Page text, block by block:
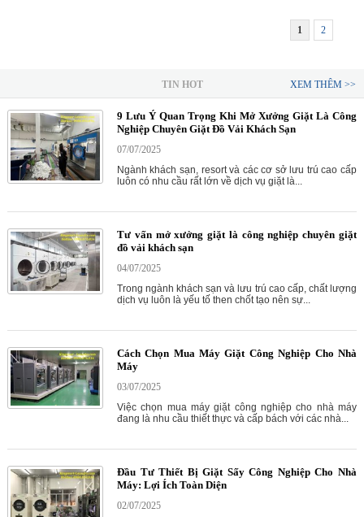
1 2
TIN HOT XEM THÊM >>
9 Lưu Ý Quan Trọng Khi Mở Xưởng Giặt Là Công
Nghiệp Chuyên Giặt Đồ Vải Khách Sạn
07/07/2025
Ngành khách sạn, resort và các cơ sở lưu trú cao cấp
luôn có nhu cầu rất lớn về dịch vụ giặt là...
Tư vấn mở xưởng giặt là công nghiệp chuyên giặt
đồ vải khách sạn
04/07/2025
Trong ngành khách sạn và lưu trú cao cấp, chất lượng
dịch vụ luôn là yếu tố then chốt tạo nên sự...
Cách Chọn Mua Máy Giặt Công Nghiệp Cho Nhà
Máy
03/07/2025
Việc chọn mua máy giặt công nghiệp cho nhà máy
đang là nhu cầu thiết thực và cấp bách với các nhà...
Đầu Tư Thiết Bị Giặt Sấy Công Nghiệp Cho Nhà
Máy: Lợi Ích Toàn Diện
02/07/2025